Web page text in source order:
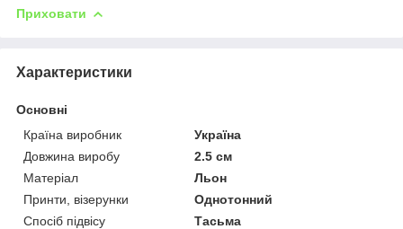
Приховати
Характеристики
Основні
Країна виробник
Україна
Довжина виробу
2.5 см
Матеріал
Льон
Принти, візерунки
Однотонний
Спосіб підвісу
Тасьма